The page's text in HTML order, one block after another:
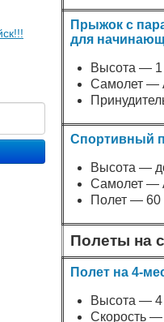
Прыжок с
для
Высота —
Самолет —
Спортивный
Высота —
Самолет —
Полет — 60
Полеты на
Полет на 4-
Высота —
Скорость —